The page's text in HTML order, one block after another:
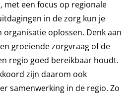
met een focus op regionale
in de zorg kun je
organisatie oplossen. Denk aan
groeiende zorgvraag of de
regio goed bereikbaar houdt.
zijn daarom ook
samenwerking in de regio. Zo